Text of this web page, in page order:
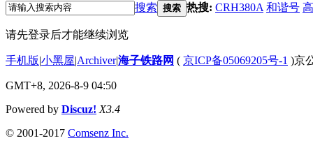
搜索 搜索 热搜: CRH380A 和谐号
请先登录后才能继续浏览
手机版|小黑屋|Archiver|海子铁路网 ( 京ICP备05069205号-1 )京
GMT+8, 2026-8-9 04:50
Powered by Discuz! X3.4
© 2001-2017 Comsenz Inc.